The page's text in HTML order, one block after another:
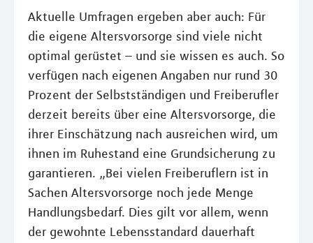
Aktuelle Umfragen ergeben aber auch: Für
die eigene Altersvorsorge sind viele nicht
optimal gerüstet – und sie wissen es auch. So
verfügen nach eigenen Angaben nur rund 30
Prozent der Selbstständigen und Freiberufler
derzeit bereits über eine Altersvorsorge, die
ihrer Einschätzung nach ausreichen wird, um
ihnen im Ruhestand eine Grundsicherung zu
garantieren. „Bei vielen Freiberuflern ist in
Sachen Altersvorsorge noch jede Menge
Handlungsbedarf. Dies gilt vor allem, wenn
der gewohnte Lebensstandard dauerhaft